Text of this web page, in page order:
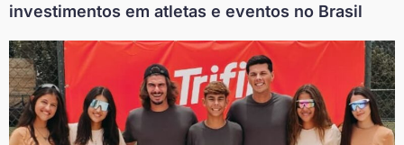
investimentos em atletas e eventos no Brasil